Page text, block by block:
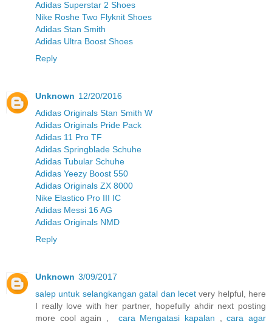
Adidas Superstar 2 Shoes
Nike Roshe Two Flyknit Shoes
Adidas Stan Smith
Adidas Ultra Boost Shoes
Reply
Unknown 12/20/2016
Adidas Originals Stan Smith W
Adidas Originals Pride Pack
Adidas 11 Pro TF
Adidas Springblade Schuhe
Adidas Tubular Schuhe
Adidas Yeezy Boost 550
Adidas Originals ZX 8000
Nike Elastico Pro III IC
Adidas Messi 16 AG
Adidas Originals NMD
Reply
Unknown 3/09/2017
salep untuk selangkangan gatal dan lecetvery helpful, here
I really love with her partner, hopefully ahdir next posting
more cool again , cara Mengatasi kapalan ,cara agar